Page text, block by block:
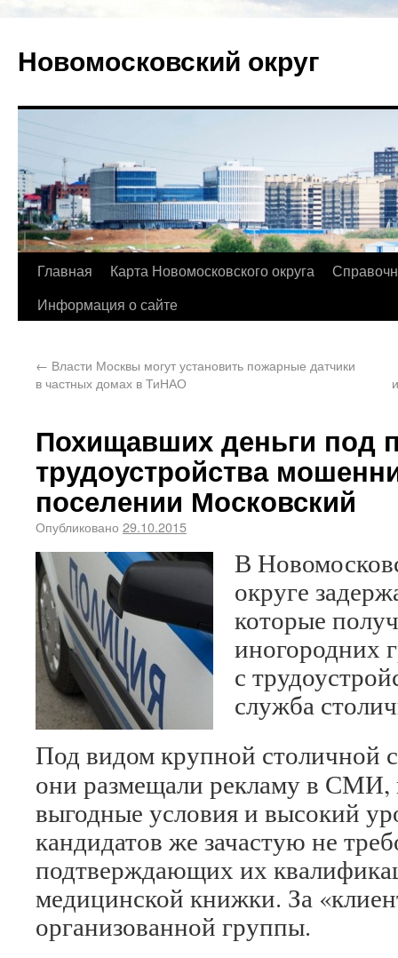
Новомосковский округ
Главная Карта Новомосковского округа
Информация о сайте
← Власти Москвы могут установить пожарные датчики
в частных домах в ТиНАО
Похищавших деньги под
трудоустройства
поселении Московский
Опубликовано 29.10.2015
В
округе
которые
иногородних
с
служба
Под видом крупной столичной
они размещали рекламу в СМИ,
выгодные условия и высокий
кандидатов же зачастую не
подтверждающих их
медицинской книжки. За
организованной группы.